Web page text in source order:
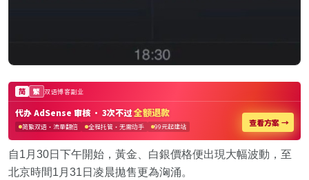
自1月30日下午開始，黃金、白銀價格便出現大幅波動，至
北京時間1月31日凌晨拋售更為洶涌。